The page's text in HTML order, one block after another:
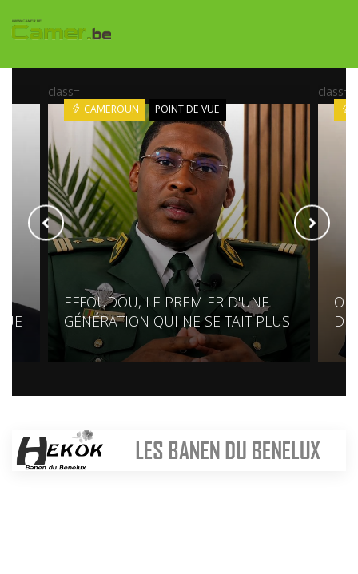
class=
CAMEROUN POINT DE VUE
EFFOUDOU, LE PREMIER D'UNE
GÉNÉRATION QUI NE SE TAIT PLUS
class=
DE